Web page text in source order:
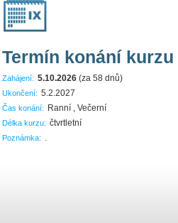
Termín konání kurzu
Zahájení: 5.10.2026 (za 58 dnů)
Ukončení: 5.2.2027
Čas konání: Ranní , Večerní
Délka kurzu: čtvrtletní
Poznámka: .